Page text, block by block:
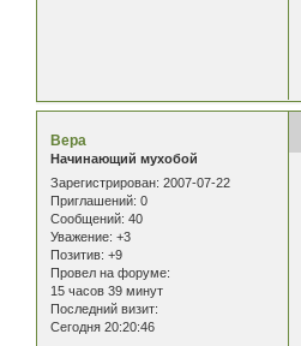
Вера
Начинающий мухобой
Зарегистрирован: 2007-07-22
Приглашений: 0
Сообщений: 40
Уважение: +3
Позитив: +9
Провел на форуме:
15 часов 39 минут
Последний визит:
Сегодня 20:20:46